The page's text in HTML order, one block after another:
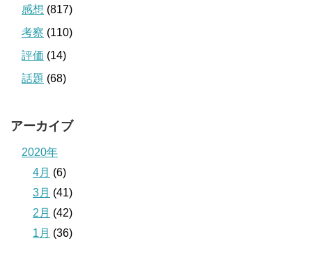
感想 (817)
考察 (110)
評価 (14)
話題 (68)
アーカイブ
2020年
4月 (6)
3月 (41)
2月 (42)
1月 (36)